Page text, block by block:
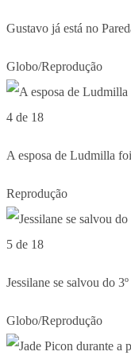
Gustavo já está no
Globo/Reprodução
4 de 18
A esposa de Ludmilla
Reprodução
5 de 18
Jessilane se salvou do
Globo/Reprodução